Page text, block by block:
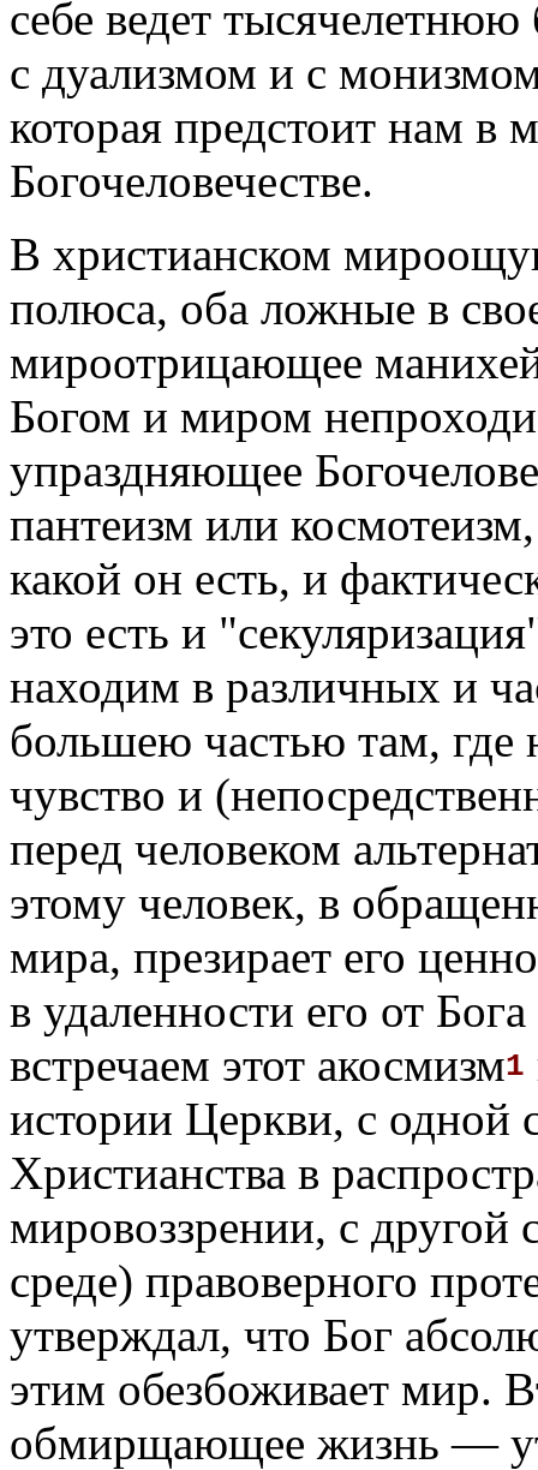
себе ведет
с дуализмом и с
которая предстоит нам в
Богочеловечестве.
В христианском
полюса, оба ложные в
мироотрицающее
Богом и миром
упраздняющее
пантеизм или
какой он есть, и
это есть и
находим в различных и
большею частью там, где
чувство и
перед человеком
этому человек, в
мира, презирает его
в удаленности его от
встречаем этот акосмизм1
истории Церкви, с одной
Христианства в
мировоззрении, с
среде) правоверного
утверждал, что Бог
этим обезбоживает мир.
обмирщающее жизнь —